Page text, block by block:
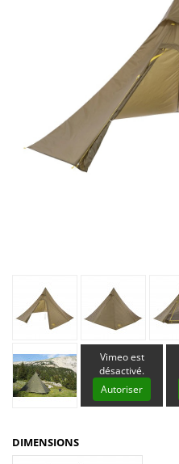
Vimeo est
désactivé.
Autoriser
DIMENSIONS